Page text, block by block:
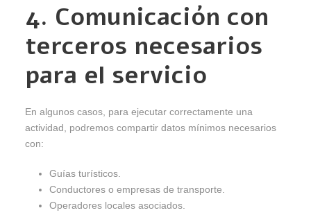
4. Comunicación con
terceros necesarios
para el servicio
En algunos casos, para ejecutar correctamente una
actividad, podremos compartir datos mínimos necesarios
con:
Guías turísticos.
Conductores o empresas de transporte.
Operadores locales asociados.